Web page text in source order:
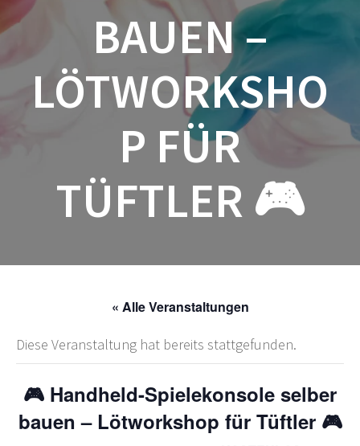
BAUEN –
LÖTWORKSHO
P FÜR
TÜFTLER 🎮
« Alle Veranstaltungen
Diese Veranstaltung hat bereits stattgefunden.
🎮 Handheld-Spielekonsole selber
bauen – Lötworkshop für Tüftler 🎮